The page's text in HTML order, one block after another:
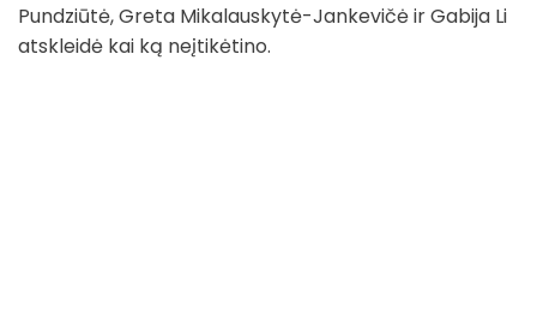
Pundziūtė, Greta Mikalauskytė-Jankevičė ir Gabija Li
atskleidė kai ką neįtikėtino.